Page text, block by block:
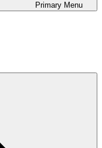
Primary Menu